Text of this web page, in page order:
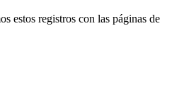
estos registros con las páginas de